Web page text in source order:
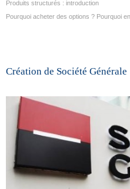
Produits structurés : introduction
Pourquoi acheter des options ? Pourquoi
Création de Société Générale